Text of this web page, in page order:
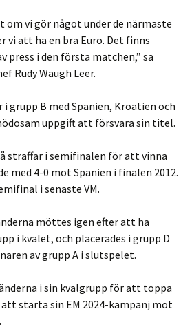
vi gör något under de närmaste
vi att ha en bra Euro. Det finns
press i den första matchen,” sa
Rudy Waugh Leer.
grupp B med Spanien, Kroatien och
uppgift att försvara sin titel.
straffar i semifinalen för att vinna
med 4-0 mot Spanien i finalen 2012.
i senaste VM.
möttes igen efter att ha
i kvalet, och placerades i grupp D
av grupp A i slutspelet.
i sin kvalgrupp för att toppa
starta sin EM 2024-kampanj mot